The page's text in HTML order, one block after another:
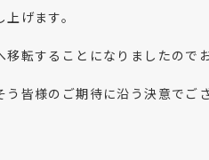
げます。
転することになりましたので
皆様のご期待に沿う決意でご